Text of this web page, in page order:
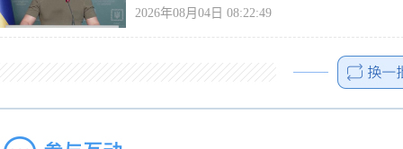
2026年08月04日 08:22:49